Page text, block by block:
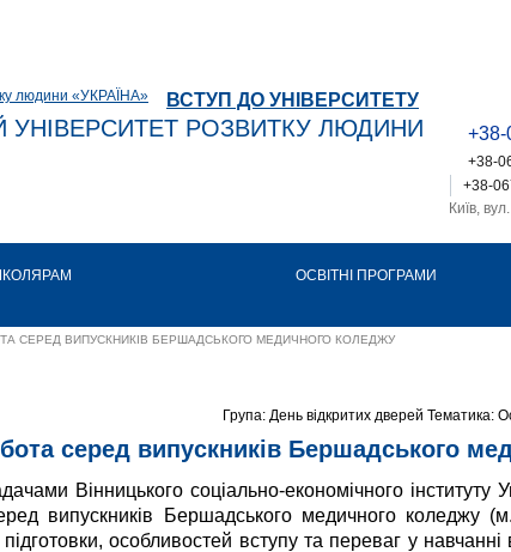
ВСТУП ДО УНІВЕРСИТЕТУ
УНІВЕРСИТЕТ РОЗВИТКУ ЛЮДИНИ
+38-
+38-
+38-
Київ,
ОСВІТНІ ПРОГРАМИ
СЕРЕД ВИПУСКНИКІВ БЕРШАДСЬКОГО МЕДИЧНОГО КОЛЕДЖУ
Група: День відкритих дверей Тематика:
серед випускників Бершадського
Вінницького соціально-економічного інституту
випускників Бершадського медичного коледжу
особливостей вступу та переваг у